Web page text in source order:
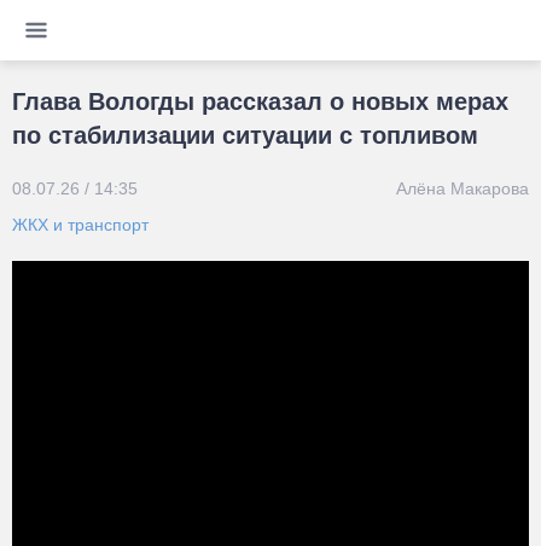
Глава Вологды рассказал о новых мерах
по стабилизации ситуации с топливом
08.07.26 / 14:35
Алёна Макарова
ЖКХ и транспорт